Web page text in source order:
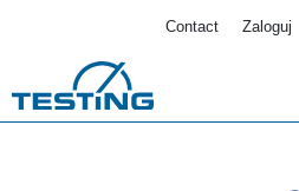
Contact Zaloguj